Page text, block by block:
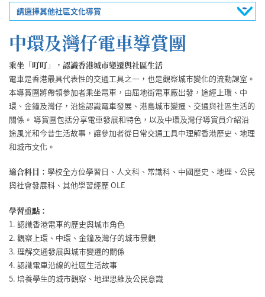
請選擇其他社區文化導賞
中環及灣仔電車導賞團
乘坐「叮叮」，認識香港城市變遷與社區生活
電車是香港最具代表性的交通工具之一，也是觀察城市變化的流動課室。
本導賞團將帶領參加者乘坐電車，由屈地街電車廠出發，途經上環、中
環、金鐘及灣仔，沿途認識電車發展、港島城市變遷、交通與社區生活的
關係。 導賞團包括分享電車發展和特色，以及中環及灣仔導賞員介紹沿
途風光和今昔生活故事，讓參加者從日常交通工具中理解香港歷史、地理
和城市文化。
適合科目： 學校全方位學習日、人文科、常識科、中國歷史、地理、公民
與社會發展科、其他學習經歷 OLE
學習重點：
1. 認識香港電車的歷史與城市角色
2. 觀察上環、中環、金鐘及灣仔的城市景觀
3. 理解交通發展與城市變遷的關係
4. 認識電車沿線的社區生活故事
5. 培養學生的城市觀察、地理思維及公民意識